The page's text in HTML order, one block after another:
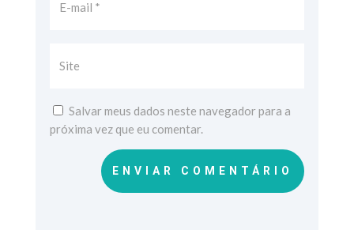
Salvar meus dados neste navegador para a
próxima vez que eu comentar.
ENVIAR COMENTÁRIO